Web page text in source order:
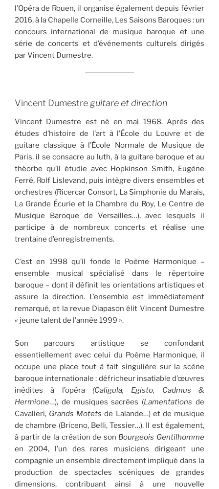
l’Opéra de Rouen, il organise également depuis février
2016, à la Chapelle Corneille, Les Saisons Baroques : un
concours international de musique baroque et une
série de concerts et d’événements culturels dirigés
par Vincent Dumestre.
Vincent Dumestreguitare et direction
Vincent Dumestre est né en mai 1968. Après des
études d’histoire de l’art à l’École du Louvre et de
guitare classique à l’École Normale de Musique de
Paris, il se consacre au luth, à la guitare baroque et au
théorbe qu’il étudie avec Hopkinson Smith, Eugène
Ferré, Rolf Lislevand, puis intègre divers ensembles et
orchestres (Ricercar Consort, La Simphonie du Marais,
La Grande Écurie et la Chambre du Roy, Le Centre de
Musique Baroque de Versailles…), avec lesquels il
participe à de nombreux concerts et réalise une
trentaine d’enregistrements.
C’est en 1998 qu’il fonde le Poème Harmonique –
ensemble musical spécialisé dans le répertoire
baroque – dont il définit les orientations artistiques et
assure la direction. L’ensemble est immédiatement
remarqué, et la revue Diapason élit Vincent Dumestre
« jeune talent de l’année 1999 ».
Son parcours artistique se confondant
essentiellement avec celui du Poème Harmonique, il
occupe une place tout à fait singulière sur la scène
baroque internationale : défricheur insatiable d’œuvres
inédites à l’opéra (Caligula, Egisto, Cadmus &
Hermione…), de musiques sacrées (Lamentations de
Cavalieri, Grands Motets de Lalande…) et de musique
de chambre (Briceno, Belli, Tessier…). Il est également,
à partir de la création de son Bourgeois Gentilhomme
en 2004, l’un des rares musiciens dirigeant une
compagnie un ensemble directement impliqué dans la
production de spectacles scéniques de grandes
dimensions, contribuant ainsi à une nouvelle